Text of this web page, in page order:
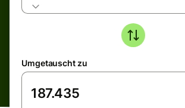
Umgetauscht zu